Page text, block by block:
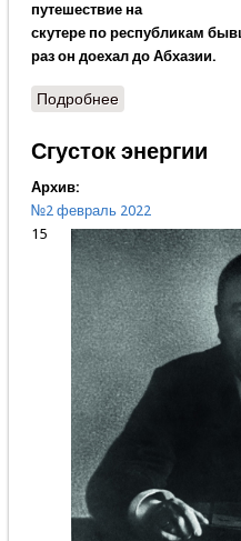
путешествие на
скутере по республикам
раз он доехал до Абхазии.
Подробнеео Сказочная
Сгусток энергии
Архив:
№2 февраль 2022
15